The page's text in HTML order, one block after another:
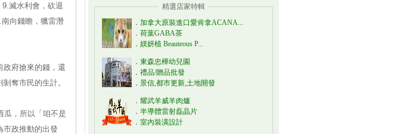
滅水利會，砍退
向錢瞻，獵雷潛
政府搶來的錢，還
奪市民的生計。
瓜，所以「咱不是
市政推動的出發
精選店家特輯
． 加拿大原裝進口愛肯拿ACANA...
． 荷葉GABA茶
． 媄妍植 Beauteous P...
． 東森忠樺幼兒園
． 禮品/贈品批發
． 景信,都市更新,土地開發
． 耀武羊威羊肉爐
． 半導體雷射磊晶片
． 室內裝潢設計